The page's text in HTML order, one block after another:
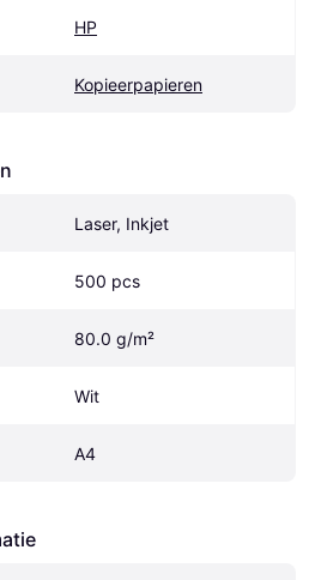
HP
Kopieerpapieren
Laser, Inkjet
500 pcs
80.0 g/m²
Wit
A4